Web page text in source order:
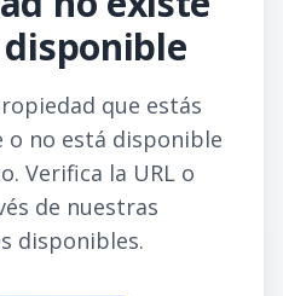
que estás
o no está disponible
Verifica la URL o
de nuestras
disponibles.